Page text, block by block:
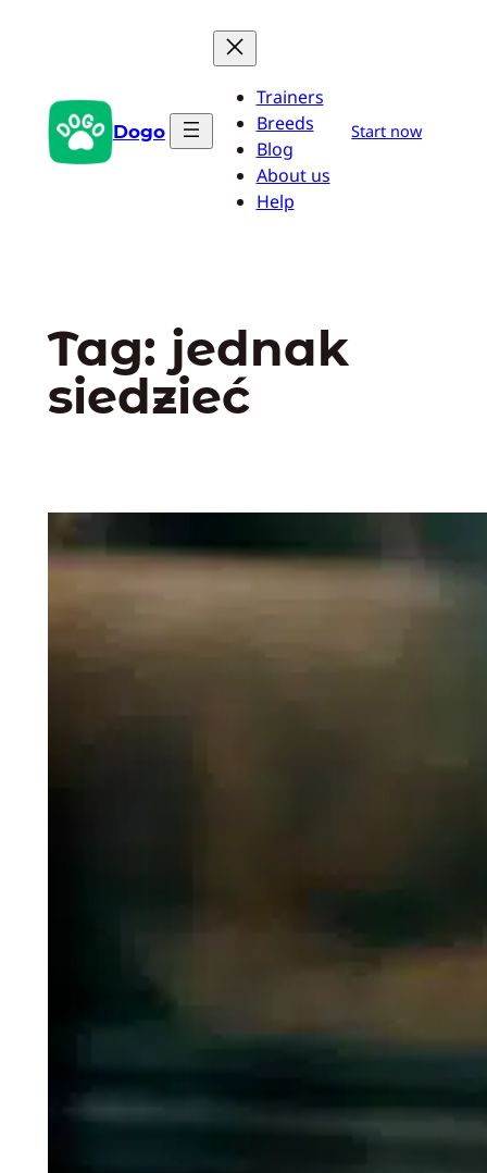
Dogo
Trainers
Breeds
Blog
About us
Help
Start now
Tag: jednak
siedzieć